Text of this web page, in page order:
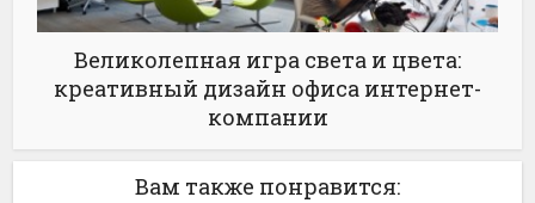
Великолепная игра света и цвета:
креативный дизайн офиса интернет-
компании
Вам также понравится: